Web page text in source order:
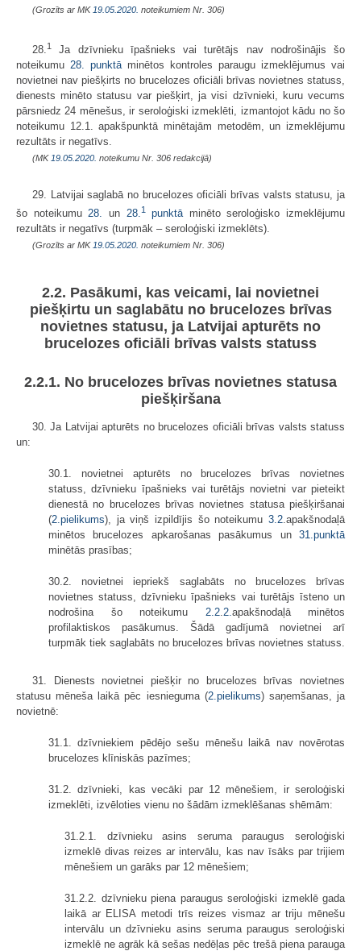
(Grozīts ar MK 19.05.2020. noteikumiem Nr. 306)
28. 1
Ja dzīvnieku īpašnieks vai turētājs nav nodrošinājis šo
noteikumu 28. punktā minētos kontroles paraugu izmeklējumus vai
novietnei nav piešķirts no brucelozes oficiāli brīvas novietnes statuss,
dienests minēto statusu var piešķirt, ja visi dzīvnieki, kuru vecums
pārsniedz 24 mēnešus, ir seroloģiski izmeklēti, izmantojot kādu no šo
noteikumu 12.1. apakšpunktā minētajām metodēm, un izmeklējumu
rezultāts ir negatīvs.
(MK 19.05.2020. noteikumu Nr. 306 redakcijā)
29. Latvijai saglabā no brucelozes oficiāli brīvas valsts statusu, ja
šo noteikumu28. un 28.1punktāminēto seroloģisko izmeklējumu
rezultāts ir negatīvs (turpmāk – seroloģiski izmeklēts).
(Grozīts ar MK 19.05.2020. noteikumiem Nr. 306)
2.2. Pasākumi, kas veicami, lai novietnei
piešķirtu un saglabātu no brucelozes brīvas
novietnes statusu, ja Latvijai apturēts no
brucelozes oficiāli brīvas valsts statuss
2.2.1. No brucelozes brīvas novietnes statusa
piešķiršana
30. Ja Latvijai apturēts no brucelozes oficiāli brīvas valsts statuss
un:
30.1. novietnei apturēts no brucelozes brīvas novietnes
statuss, dzīvnieku īpašnieks vai turētājs novietni var pieteikt
dienestā no brucelozes brīvas novietnes statusa piešķiršanai
(2.pielikums), ja viņš izpildījis šo noteikumu 3.2 .apakšnodaļā
minētos brucelozes apkarošanas pasākumus un 31.punktā
minētās prasības;
30.2. novietnei iepriekš saglabāts no brucelozes brīvas
novietnes statuss, dzīvnieku īpašnieks vai turētājs īsteno un
nodrošina šo noteikumu 2.2. 2. apakšnodaļā minētos
profilaktiskos pasākumus. Šādā gadījumā novietnei arī
turpmāk tiek saglabāts no brucelozes brīvas novietnes statuss.
31. Dienests novietnei piešķir no brucelozes brīvas novietnes
statusu mēneša laikā pēc iesnieguma (2.pielikums) saņemšanas, ja
novietnē:
31.1. dzīvniekiem pēdējo sešu mēnešu laikā nav novērotas
brucelozes klīniskās pazīmes;
31.2. dzīvnieki, kas vecāki par 12 mēnešiem, ir seroloģiski
izmeklēti, izvēloties vienu no šādām izmeklēšanas shēmām:
31.2.1. dzīvnieku asins seruma paraugus seroloģiski
izmeklē divas reizes ar intervālu, kas nav īsāks par trijiem
mēnešiem un garāks par 12 mēnešiem;
31.2.2. dzīvnieku piena paraugus seroloģiski izmeklē gada
laikā ar ELISA metodi trīs reizes vismaz ar triju mēnešu
intervālu un dzīvnieku asins seruma paraugus seroloģiski
izmeklē ne agrāk kā sešas nedēļas pēc trešā piena parauga